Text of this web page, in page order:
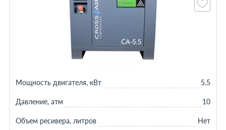
Мощность двигателя, кВт 5.5
Давление, атм 10
Объем ресивера, литров Нет